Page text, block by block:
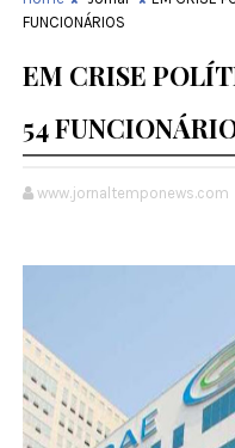
FUNCIONÁRIOS
EM CRISE
54
www.jornaltemponews.com